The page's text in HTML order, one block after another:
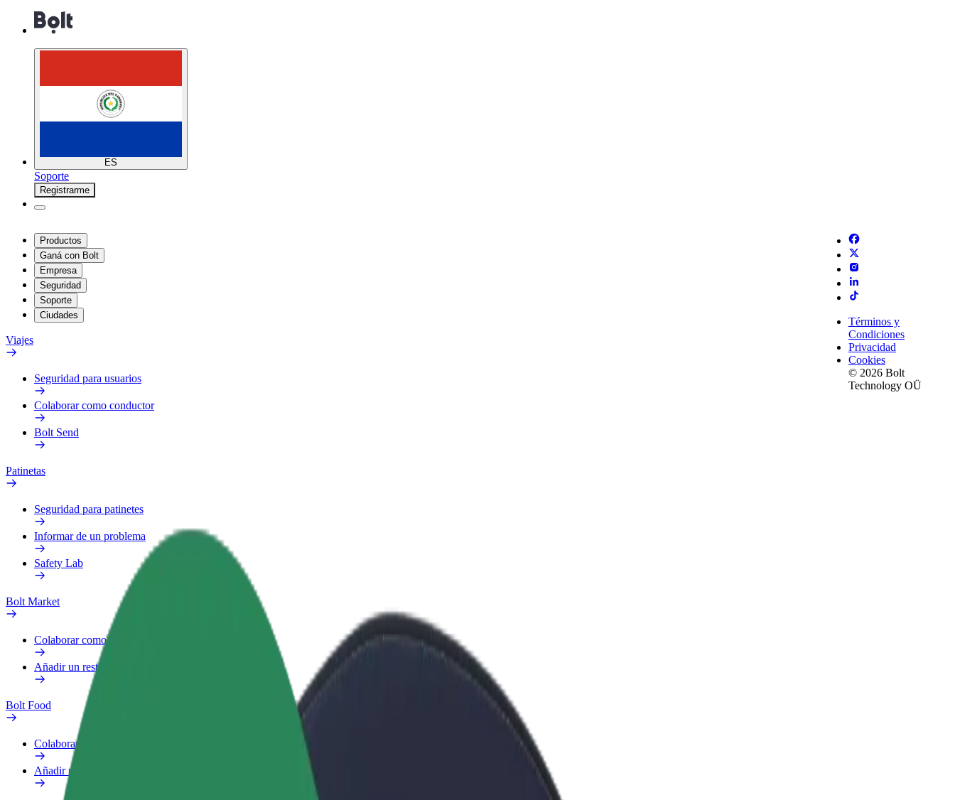
ES
Soporte
Registrarme
Productos
Ganá con Bolt
Empresa
Seguridad
Soporte
Ciudades
Viajes
Seguridad para usuarios
Colaborar como conductor
Bolt Send
Patinetas
Seguridad para patinetes
Informar de un problema
Safety Lab
Bolt Market
Colaborar como repartidor
Añadir un restaurante o tienda
Bolt Food
Colaborar como repartidor
Añadir un restaurante o tienda
Términos y
Condiciones
Privacidad
Cookies
© 2026 Bolt
Technology OÜ